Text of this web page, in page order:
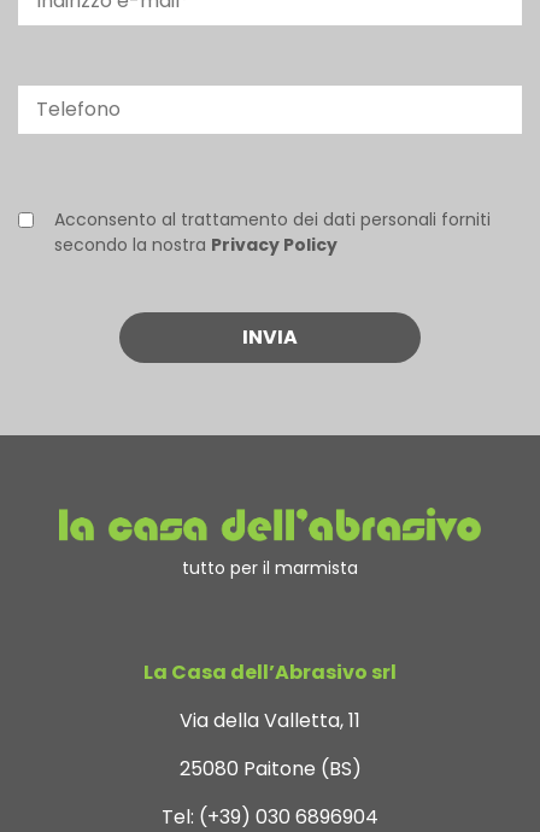
Acconsento al trattamento dei dati personali forniti
secondo la nostra Privacy Policy
tutto per il marmista
La Casa dell’Abrasivo srl
Via della Valletta, 11
25080 Paitone (BS)
Tel: (+39) 030 6896904